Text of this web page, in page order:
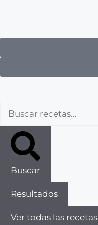
Buscar
Resultados
Ver todas las recetas